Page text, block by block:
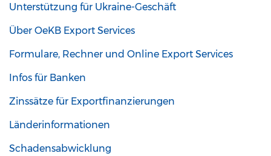
Unterstützung für Ukraine-Geschäft
Über OeKB Export Services
Formulare, Rechner und Online Export Services
Infos für Banken
Zinssätze für Exportfinanzierungen
Länderinformationen
Schadensabwicklung